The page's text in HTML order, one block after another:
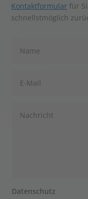
Kontaktformular für
schnellstmöglich
Datenschutz